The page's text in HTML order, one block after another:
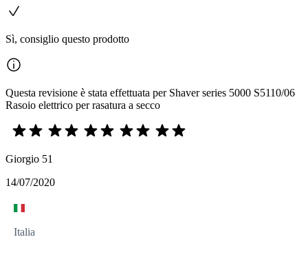
Sì, consiglio questo prodotto
Questa revisione è stata effettuata per Shaver series 5000 S5110/06
Rasoio elettrico per rasatura a secco
Giorgio 51
14/07/2020
Italia